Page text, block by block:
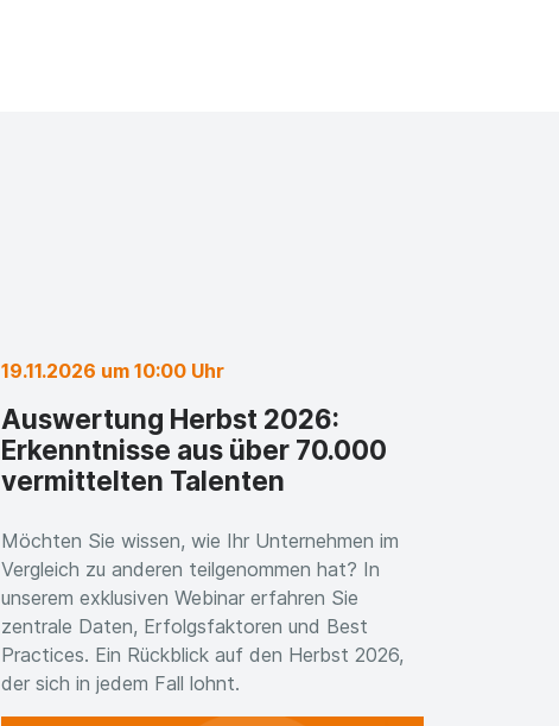
19.11.2026 um 10:00 Uhr
Auswertung Herbst 2026:
Erkenntnisse aus über 70.000
vermittelten Talenten
Möchten Sie wissen, wie Ihr Unternehmen im
Vergleich zu anderen teilgenommen hat? In
unserem exklusiven Webinar erfahren Sie
zentrale Daten, Erfolgsfaktoren und Best
Practices. Ein Rückblick auf den Herbst 2026,
der sich in jedem Fall lohnt.